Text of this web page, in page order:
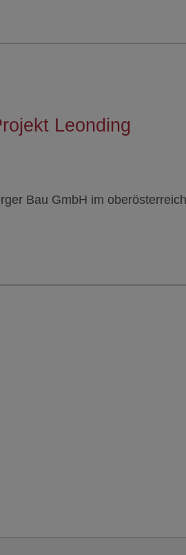
Leonding
Bau GmbH im